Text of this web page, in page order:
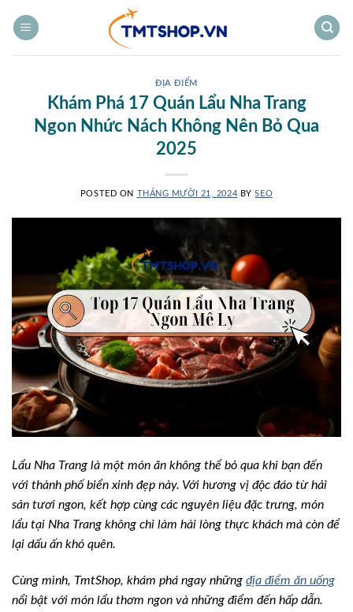
qua
ĐỊA ĐIỂM
Khám Phá 17 Quán Lẩu Nha Trang
Ngon Nhức Nách Không Nên Bỏ Qua
2025
POSTED ON THÁNG MƯỜI 21, 2024 BYSEO
Lẩu Nha Trang là một món ăn không thể bỏ qua khi bạn đến
với thành phố biển xinh đẹp này. Với hương vị độc đáo từ hải
sản tươi ngon, kết hợp cùng các nguyên liệu đặc trưng, món
lẩu tại Nha Trang không chỉ làm hài lòng thực khách mà còn để
lại dấu ấn khó quên.
Cùng mình, TmtShop, khám phá ngay những địa điểm ăn uống
nổi bật với món lẩu thơm ngon và những điểm đến hấp dẫn.